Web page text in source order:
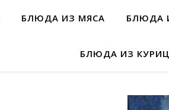
БЛЮДА ИЗ МЯСА БЛЮДА
БЛЮДА ИЗ